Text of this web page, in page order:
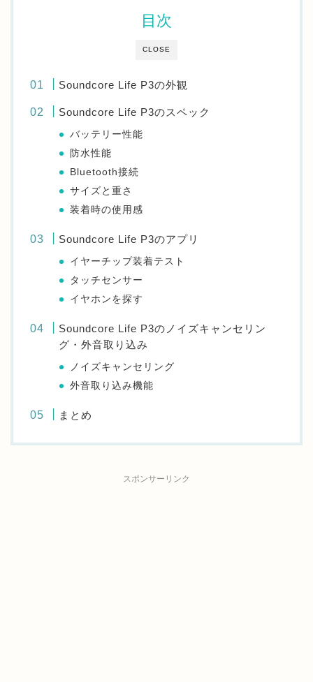
CLOSE
目次
Soundcore Life P3の外観
Soundcore Life P3のスペック
バッテリー性能
防水性能
Bluetooth接続
サイズと重さ
装着時の使用感
Soundcore Life P3のアプリ
イヤーチップ装着テスト
タッチセンサー
イヤホンを探す
Soundcore Life P3のノイズキャンセリン
グ・外音取り込み
ノイズキャンセリング
外音取り込み機能
まとめ
スポンサーリンク